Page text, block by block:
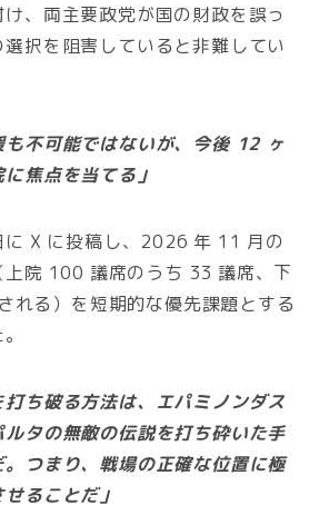
、両主要政党が国の財政を誤っ
択を阻害していると非難してい
も不可能ではないが、今後 12 ヶ
焦点を当てる」
に X に投稿し、2026 年 11 月の
上院 100 議席のうち 33 議席、下
れる）を短期的な優先課題とする
打ち破る方法は、エパミノンダス
タの無敵の伝説を打ち砕いた手
つまり、戦場の正確な位置に極
ることだ」